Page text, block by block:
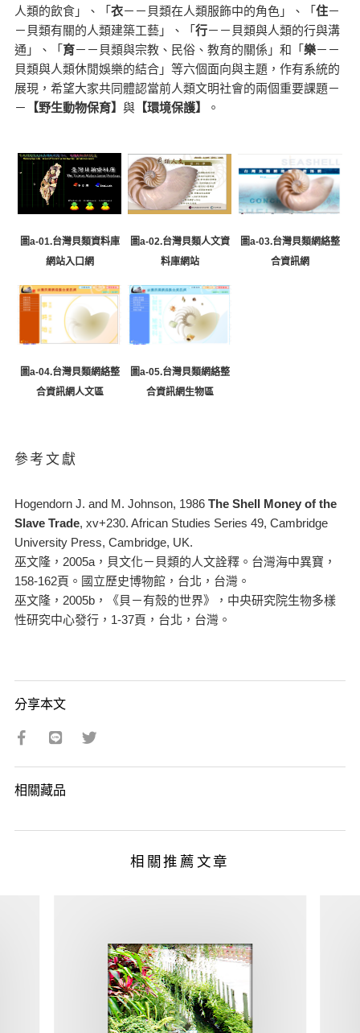
人類的飲食」、「 衣－－貝類在人類服飾中的角色」、「 住－
－貝類有關的人類建築工藝」、「 行－－貝類與人類的行與溝
通」、「 育－－貝類與宗教、民俗、教育的關係」和「 樂－－
貝類與人類休閒娛樂的結合」等六個面向與主題，作有系統的
展現，希望大家共同體認當前人類文明社會的兩個重要課題－
－
【野生動物保育】 與【環境保護】 。
圖a-01.台灣貝類資料庫
網站入口網
圖a-02.台灣貝類人文資
料庫網站
圖a-03.台灣貝類網絡整
合資訊網
圖a-04.台灣貝類網絡整
合資訊網人文區
圖a-05.台灣貝類網絡整
合資訊網生物區
參考文獻
Hogendorn J. and M. Johnson, 1986 The Shell Money of the
Slave Trade, xv+230. African Studies Series 49, Cambridge
University Press, Cambridge, UK.
巫文隆，2005a，貝文化－貝類的人文詮釋。台灣海中異寶，
158-162頁。國立歷史博物館，台北，台灣。
巫文隆，2005b，《貝－有殼的世界》，中央研究院生物多樣
性研究中心發行，1-37頁，台北，台灣。
分享本文
相關藏品
相關推薦文章